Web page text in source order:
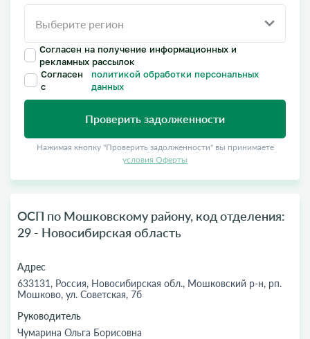
Согласен на получение информационных и
рекламных рассылок
Согласен
с
политикой обработки персональных
данных
Проверить задолженности
Нажимая кнопку "Проверить задолженности" вы принимаете
условия Оферты
ОСП по Мошковскому району, код отделения:
29 - Новосибирская область
Адрес
633131, Россия, Новосибирская обл., Мошковский р-н, рп.
Мошково, ул. Советская, 7б
Руководитель
Чумарина Ольга Борисовна